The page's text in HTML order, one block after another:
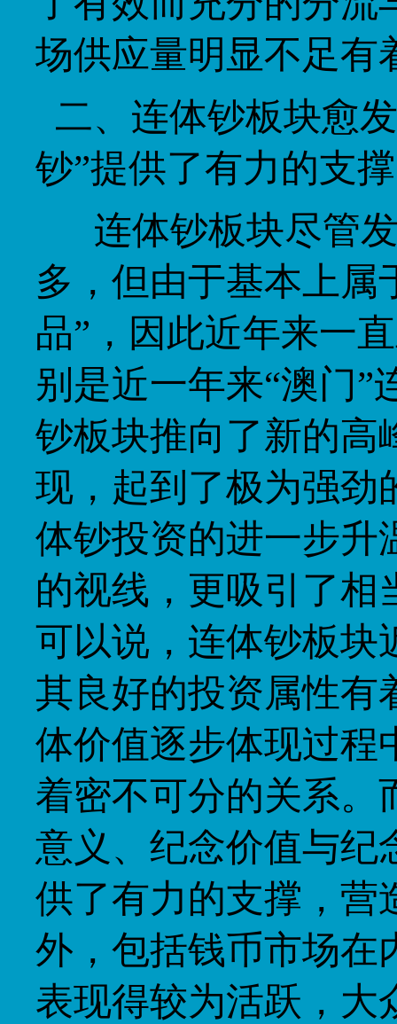
场供应量明显不足有
二、连体钞板块愈
钞”提供了有力的支撑
连体钞板块尽管发
多，但由于基本上属
品”，因此近年来一
别是近一年来“澳门”
钞板块推向了新的高
现，起到了极为强劲
体钞投资的进一步升
的视线，更吸引了相
可以说，连体钞板块
其良好的投资属性有
体价值逐步体现过程
着密不可分的关系。
意义、纪念价值与纪
供了有力的支撑，营
外，包括钱币市场在
表现得较为活跃，大